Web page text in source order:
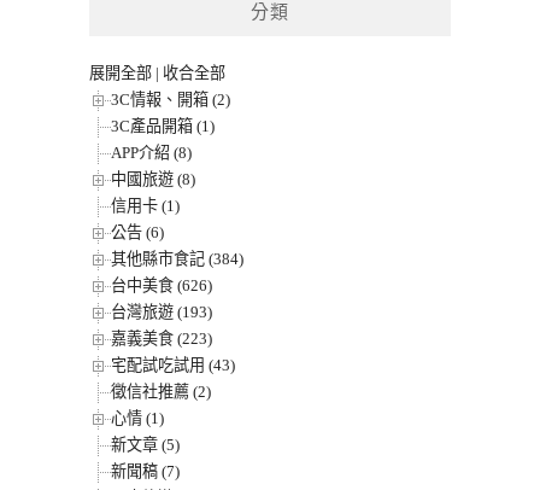
分類
展開全部 | 收合全部
3C情報、開箱 (2)
3C產品開箱 (1)
APP介紹 (8)
中國旅遊 (8)
信用卡 (1)
公告 (6)
其他縣市食記 (384)
台中美食 (626)
台灣旅遊 (193)
嘉義美食 (223)
宅配試吃試用 (43)
徵信社推薦 (2)
心情 (1)
新文章 (5)
新聞稿 (7)